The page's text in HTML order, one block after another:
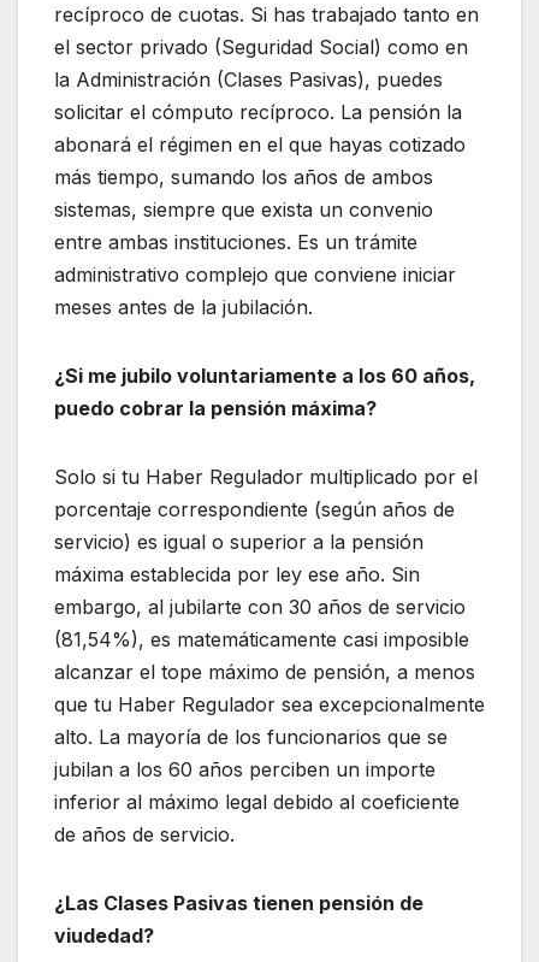
recíproco de cuotas. Si has trabajado tanto en
el sector privado (Seguridad Social) como en
la Administración (Clases Pasivas), puedes
solicitar el cómputo recíproco. La pensión la
abonará el régimen en el que hayas cotizado
más tiempo, sumando los años de ambos
sistemas, siempre que exista un convenio
entre ambas instituciones. Es un trámite
administrativo complejo que conviene iniciar
meses antes de la jubilación.
¿Si me jubilo voluntariamente a los 60 años,
puedo cobrar la pensión máxima?
Solo si tu Haber Regulador multiplicado por el
porcentaje correspondiente (según años de
servicio) es igual o superior a la pensión
máxima establecida por ley ese año. Sin
embargo, al jubilarte con 30 años de servicio
(81,54%), es matemáticamente casi imposible
alcanzar el tope máximo de pensión, a menos
que tu Haber Regulador sea excepcionalmente
alto. La mayoría de los funcionarios que se
jubilan a los 60 años perciben un importe
inferior al máximo legal debido al coeficiente
de años de servicio.
¿Las Clases Pasivas tienen pensión de
viudedad?